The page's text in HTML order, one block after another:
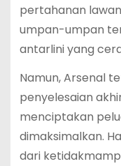
pertahanan
umpan-umpan
antarlini yang
Namun, Arsenal
penyelesaian
menciptakan
dimaksimalkan.
dari